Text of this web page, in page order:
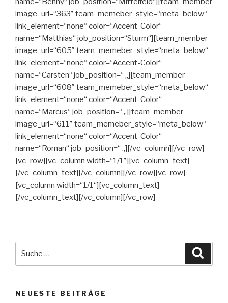
image_url=“363″ team_memeber_style=“meta_below“
link_element=“none“ color=“Accent-Color“
name=“Matthias“ job_position=“Sturm“][team_member
image_url=“605″ team_memeber_style=“meta_below“
link_element=“none“ color=“Accent-Color“
name=“Carsten“ job_position=“ „][team_member
image_url=“608″ team_memeber_style=“meta_below“
link_element=“none“ color=“Accent-Color“
name=“Marcus“ job_position=“ „][team_member
image_url=“611″ team_memeber_style=“meta_below“
link_element=“none“ color=“Accent-Color“
name=“Roman“ job_position=“ „][/vc_column][/vc_row]
[vc_row][vc_column width=“1/1″][vc_column_text]
[/vc_column_text][/vc_column][/vc_row][vc_row]
[vc_column width=“1/1“][vc_column_text]
[/vc_column_text][/vc_column][/vc_row]
NEUESTE BEITRÄGE